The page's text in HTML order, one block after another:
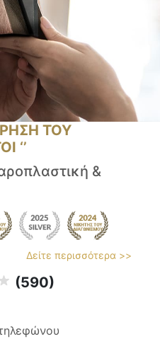
ΤΟΥ
‘’
&
Δείτε περισσότερα >>
(590)